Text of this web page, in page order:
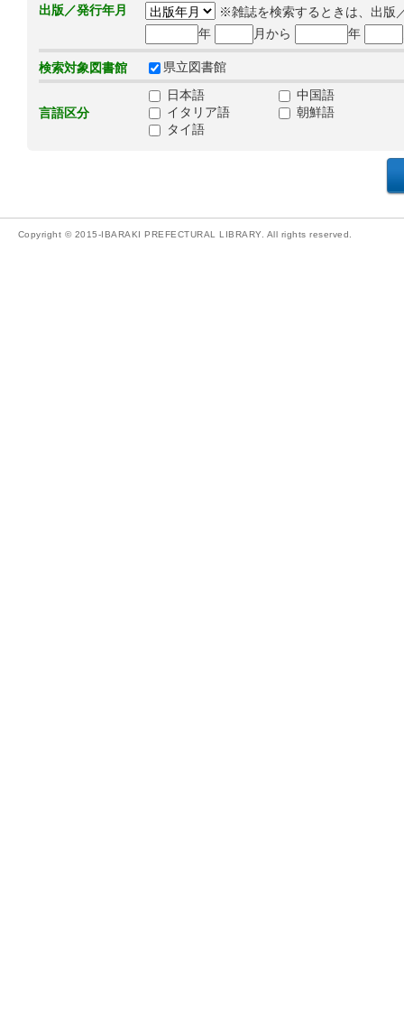
出版／発行年月
※雑誌を検索するときは、出版
年
月から 年
検索対象図書館 県立図書館
言語区分
日本語
中国語
イタリア語
朝鮮語
タイ語
Copyright © 2015-IBARAKI PREFECTURAL LIBRARY. All rights reserved.